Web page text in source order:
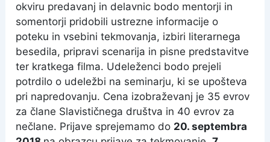
okviru predavanj in delavnic bodo mentorji in
somentorji pridobili ustrezne informacije o
poteku in vsebini tekmovanja, izbiri literarnega
besedila, pripravi scenarija in pisne predstavitve
ter kratkega filma. Udeleženci bodo prejeli
potrdilo o udeležbi na seminarju, ki se upošteva
pri napredovanju. Cena izobraževanj je 35 evrov
za člane Slavističnega društva in 40 evrov za
nečlane. Prijave sprejemamo do 20. septembra